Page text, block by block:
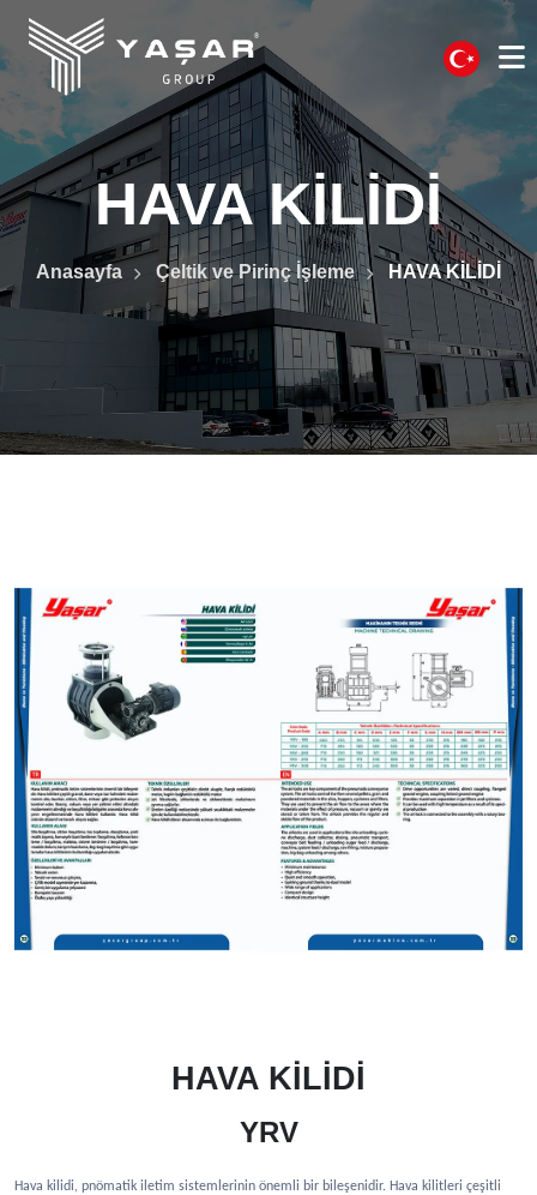
HAVA KİLİDİ
Anasayfa Çeltik ve Pirinç İşleme HAVA KİLİDİ
HAVA KİLİDİ
YRV
Hava kilidi, pnömatik iletim sistemlerinin önemli bir bileşenidir. Hava kilitleri çeşitli